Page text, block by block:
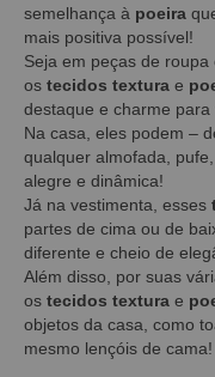
semelhança à poeira
mais positiva possível!
Seja em peças de roupa
os tecidos textura e
destaque e charme para
Na casa, eles podem –
qualquer almofada,
alegre e dinâmica!
Já na vestimenta, esses
partes de cima ou de
diferente e cheio de
Além disso, por suas
os tecidos textura e
objetos da casa, como
mesmo lençóis de cama!